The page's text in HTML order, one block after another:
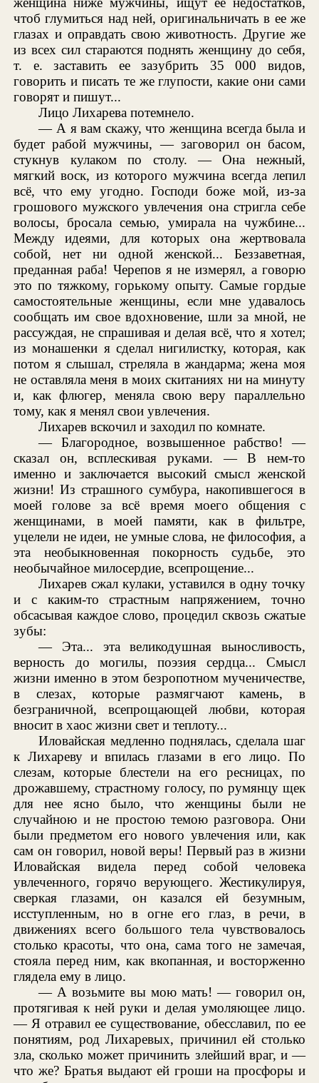
чтоб глумиться над ней, оригинальничать в ее же
глазах и оправдать свою животность. Другие же
из всех сил стараются поднять женщину до себя,
т. е. заставить ее зазубрить 35 000 видов,
говорить и писать те же глупости, какие они сами
говорят и пишут...
Лицо Лихарева потемнело.
— А я вам скажу, что женщина всегда была и
будет рабой мужчины, — заговорил он басом,
стукнув кулаком по столу. — Она нежный,
мягкий воск, из которого мужчина всегда лепил
всё, что ему угодно. Господи боже мой, из-за
грошового мужского увлечения она стригла себе
волосы, бросала семью, умирала на чужбине...
Между идеями, для которых она жертвовала
собой, нет ни одной женской... Беззаветная,
преданная раба! Черепов я не измерял, а говорю
это по тяжкому, горькому опыту. Самые гордые
самостоятельные женщины, если мне удавалось
сообщать им свое вдохновение, шли за мной, не
рассуждая, не спрашивая и делая всё, что я хотел;
из монашенки я сделал нигилистку, которая, как
потом я слышал, стреляла в жандарма; жена моя
не оставляла меня в моих скитаниях ни на минуту
и, как флюгер, меняла свою веру параллельно
тому, как я менял свои увлечения.
Лихарев вскочил и заходил по комнате.
— Благородное, возвышенное рабство! —
сказал он, всплескивая руками. — В нем-то
именно и заключается высокий смысл женской
жизни! Из страшного сумбура, накопившегося в
моей голове за всё время моего общения с
женщинами, в моей памяти, как в фильтре,
уцелели не идеи, не умные слова, не философия, а
эта необыкновенная покорность судьбе, это
необычайное милосердие, всепрощение...
Лихарев сжал кулаки, уставился в одну точку
и с каким-то страстным напряжением, точно
обсасывая каждое слово, процедил сквозь сжатые
зубы:
— Эта... эта великодушная выносливость,
верность до могилы, поэзия сердца... Смысл
жизни именно в этом безропотном мученичестве,
в слезах, которые размягчают камень, в
безграничной, всепрощающей любви, которая
вносит в хаос жизни свет и теплоту...
Иловайская медленно поднялась, сделала шаг
к Лихареву и впилась глазами в его лицо. По
слезам, которые блестели на его ресницах, по
дрожавшему, страстному голосу, по румянцу щек
для нее ясно было, что женщины были не
случайною и не простою темою разговора. Они
были предметом его нового увлечения или, как
сам он говорил, новой веры! Первый раз в жизни
Иловайская видела перед собой человека
увлеченного, горячо верующего. Жестикулируя,
сверкая глазами, он казался ей безумным,
исступленным, но в огне его глаз, в речи, в
движениях всего большого тела чувствовалось
столько красоты, что она, сама того не замечая,
стояла перед ним, как вкопанная, и восторженно
глядела ему в лицо.
— А возьмите вы мою мать! — говорил он,
протягивая к ней руки и делая умоляющее лицо.
— Я отравил ее существование, обесславил, по ее
понятиям, род Лихаревых, причинил ей столько
зла, сколько может причинить злейший враг, и —
что же? Братья выдают ей гроши на просфоры и